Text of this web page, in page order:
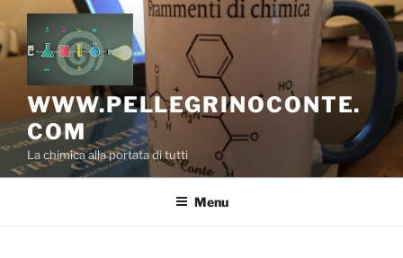
Salta
al
contenuto
WWW.PELLEGRINOCONTE.
COM
La chimica alla portata di tutti
Menu